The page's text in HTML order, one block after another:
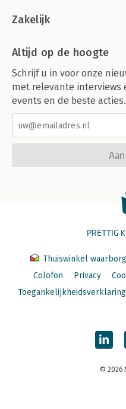
Zakelijk
Altijd op de hoogte
Schrijf u in voor onze
met relevante interviews
events en de beste acties.
PRETTIG
Thuiswinkel waarborg
Colofon
Privacy
Toegankelijkheidsverklaring
© 2026